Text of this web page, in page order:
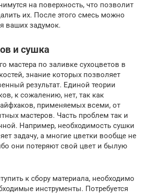
на поверхность, что позволит
их. После этого смесь можно
ваших задумок.
и сушка
мастера по заливке сухоцветов в
знание которых позволяет
результат. Единой теории
к сожалению, нет, так как
применяемых всеми, от
мастеров. Часть проблем так и
Например, необходимость сушки
задачу, а многие цветки вообще не
они потеряют свой цвет и былую
к сбору материала, необходимо
инструменты. Потребуется